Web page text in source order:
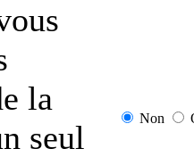
la
seul
Non